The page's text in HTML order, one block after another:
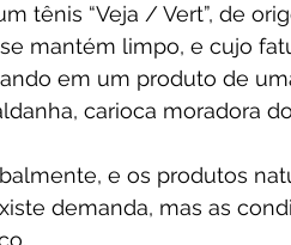
tênis “Veja / Vert”, de
mantém limpo, e cujo
em um produto de
carioca moradora
e os produtos
demanda, mas as